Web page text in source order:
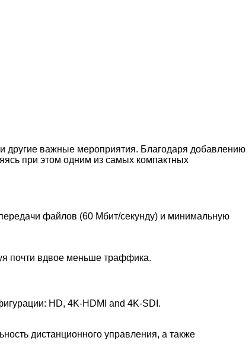
другие важные мероприятия. Благодаря добавлению
при этом одним из самых компактных
файлов (60 Мбит/секунду) и минимальную
почти вдвое меньше траффика.
HD, 4K-HDMI and 4K-SDI.
дистанционного управления, а также